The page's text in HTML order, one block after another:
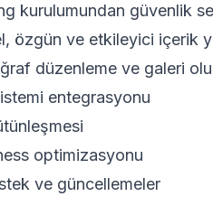
kurulumundan güvenlik
özgün ve etkileyici içerik
düzenleme ve galeri
entegrasyonu
optimizasyonu
ve güncellemeler